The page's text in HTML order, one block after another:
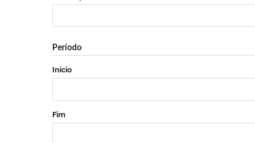
Período
Início
Fim